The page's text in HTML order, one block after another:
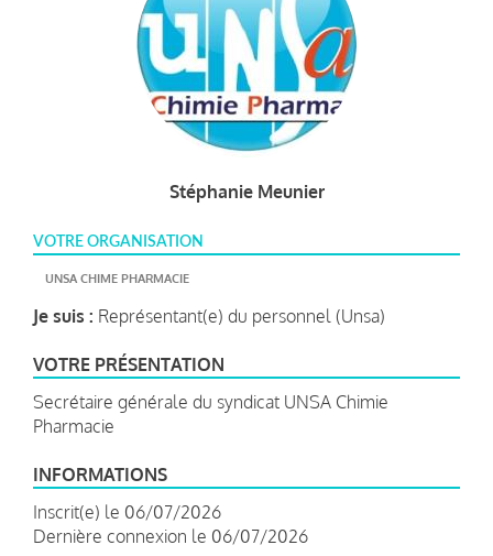
Stéphanie Meunier
VOTRE ORGANISATION
UNSA CHIME PHARMACIE
Je suis : Représentant(e) du personnel (Unsa)
VOTRE PRÉSENTATION
Secrétaire générale du syndicat UNSA Chimie
Pharmacie
INFORMATIONS
Inscrit(e) le 06/07/2026
Dernière connexion le 06/07/2026